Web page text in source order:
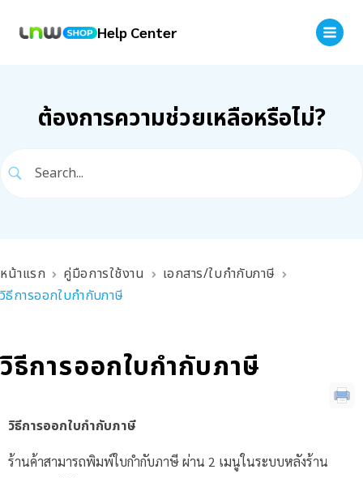
Help Center
ต้องการความช่วยเหลือหรือไม่?
หน้าแรก คู่มือการใช้งาน
เอกสาร/ใบกำกับภาษี
วิธีการออกใบกำกับภาษี
วิธีการออกใบกำกับภาษี
วิธีการออกใบกำกับภาษี
ร้านค้าสามารถพิมพ์ใบกำกับภาษี ผ่าน 2 เมนูในระบบหลังร้าน